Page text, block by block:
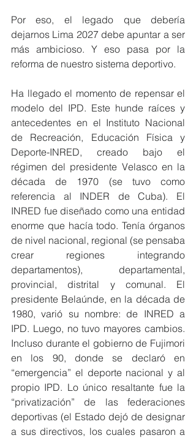
Por eso, el legado que debería
dejarnos Lima 2027 debe apuntar a ser
más ambicioso. Y eso pasa por la
reforma de nuestro sistema deportivo.
Ha llegado el momento de repensar el
modelo del IPD. Este hunde raíces y
antecedentes en el Instituto Nacional
de Recreación, Educación Física y
Deporte-INRED, creado bajo el
régimen del presidente Velasco en la
década de 1970 (se tuvo como
referencia al INDER de Cuba). El
INRED fue diseñado como una entidad
enorme que hacía todo. Tenía órganos
de nivel nacional, regional (se pensaba
crear regiones integrando
departamentos), departamental,
provincial, distrital y comunal. El
presidente Belaúnde, en la década de
1980, varió su nombre: de INRED a
IPD. Luego, no tuvo mayores cambios.
Incluso durante el gobierno de Fujimori
en los 90, donde se declaró en
“emergencia” el deporte nacional y al
propio IPD. Lo único resaltante fue la
“privatización” de las federaciones
deportivas (el Estado dejó de designar
a sus directivos, los cuales pasaron a